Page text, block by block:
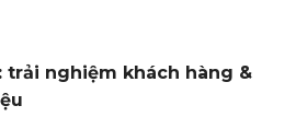
trải nghiệm khách hàng &